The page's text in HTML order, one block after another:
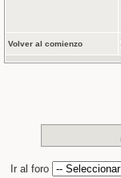
Volver al comienzo
Ir al foro